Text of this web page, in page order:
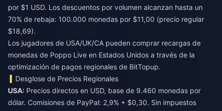
por $1 USD. Los descuentos por volumen alcanzan hasta un
70% de rebaja: 100.000 monedas por $11,00 (precio regular
$18,69).
Los jugadores de USA/UK/CA pueden comprar recargas de
monedas de Poppo Live en Estados Unidos a través de la
optimización de pagos regionales de BitTopup.
Desglose de Precios Regionales
USA: Precios directos en USD, base de 9.460 monedas por
dólar. Comisiones de PayPal: 2,9% + $0,30. Sin impuestos